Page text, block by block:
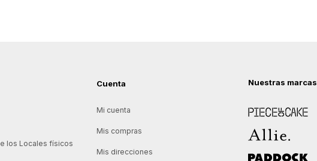
los Locales físicos
Cuenta
Mi cuenta
Mis compras
Mis direcciones
Nuestras marcas
Piece of Cake
Allie
Paddock